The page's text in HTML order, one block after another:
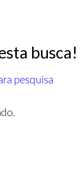
busca!
pesquisa